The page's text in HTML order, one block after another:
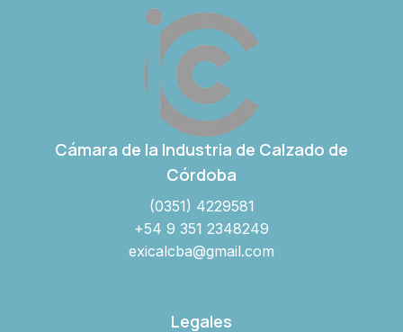
Cámara de la Industria de Calzado de
Córdoba
(0351) 4229581
+54 9 351 2348249
exicalcba@gmail.com
Legales